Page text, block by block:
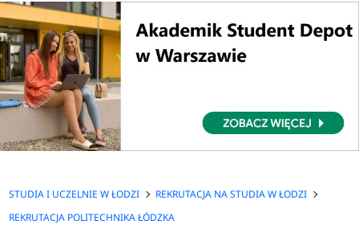
STUDIA I UCZELNIE W ŁODZI
REKRUTACJA NA STUDIA W ŁODZI
REKRUTACJA POLITECHNIKA ŁÓDZKA